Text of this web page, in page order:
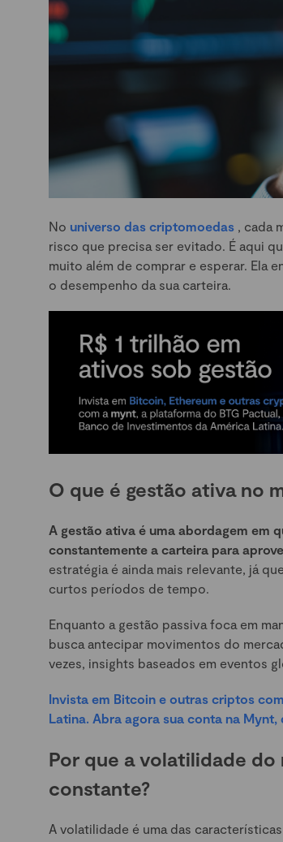
No universo das criptomoedas , cada
risco que precisa ser evitado. É aqui
muito além de comprar e esperar. Ela
o desempenho da sua carteira.
O que é gestão ativa no
A gestão ativa é uma abordagem em
constantemente a carteira para
estratégia é ainda mais relevante, já
curtos períodos de tempo.
Enquanto a gestão passiva foca em
busca antecipar movimentos do
vezes, insights baseados em eventos
Invista em Bitcoin e outras criptos
Latina. Abra agora sua conta na Mynt,
Por que a volatilidade
constante?
A volatilidade é uma das